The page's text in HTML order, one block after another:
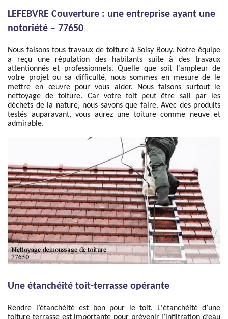
LEFEBVRE Couverture : une entreprise ayant une
notoriété – 77650
Nous faisons tous travaux de toiture à Soisy Bouy. Notre équipe
a reçu une réputation des habitants suite à des travaux
attentionnés et professionnels. Quelle que soit l’ampleur de
votre projet ou sa difficulté, nous sommes en mesure de le
mettre en œuvre pour vous aider. Nous faisons surtout le
nettoyage de toiture. Car votre toit peut être sali par les
déchets de la nature, nous savons que faire. Avec des produits
testés auparavant, vous aurez une toiture comme neuve et
admirable.
Une étanchéité toit-terrasse opérante
Rendre l’étanchéité est bon pour le toit. L'étanchéité d’une